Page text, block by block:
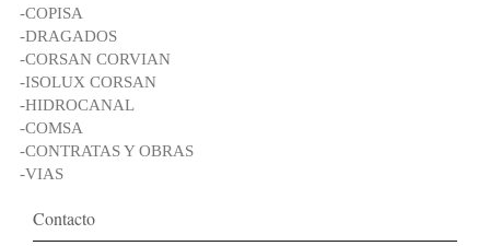
-COPISA
-DRAGADOS
-CORSAN CORVIAN
-ISOLUX CORSAN
-HIDROCANAL
-COMSA
-CONTRATAS Y OBRAS
-VIAS
Contacto